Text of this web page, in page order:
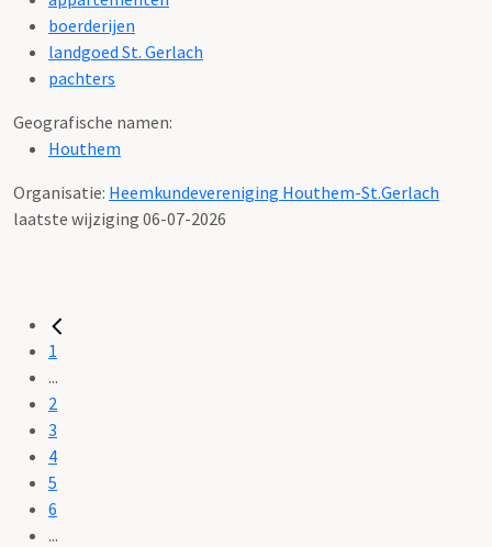
boerderijen
landgoed St. Gerlach
pachters
Geografische namen:
Houthem
Organisatie: Heemkundevereniging Houthem-St.Gerlach
laatste wijziging 06-07-2026
1
...
2
3
4
5
6
...